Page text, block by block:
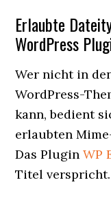
Erlaubte
WordPress
Wer nicht in
WordPress-
kann, bedient
erlaubten
Das PluginWP
Titel verspricht.